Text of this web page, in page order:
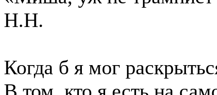
Н.Н.
Когда б я мог